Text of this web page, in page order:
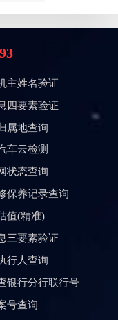
主姓名验证
四要素验证
属地查询
车云检测
状态查询
保养记录查询
值(精准)
三要素验证
行人查询
银行分行联行号
号查询